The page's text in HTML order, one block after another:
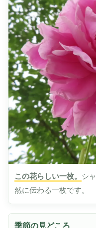
この花らしい一枚。 シ
然に伝わる一枚です。
季節の見どころ